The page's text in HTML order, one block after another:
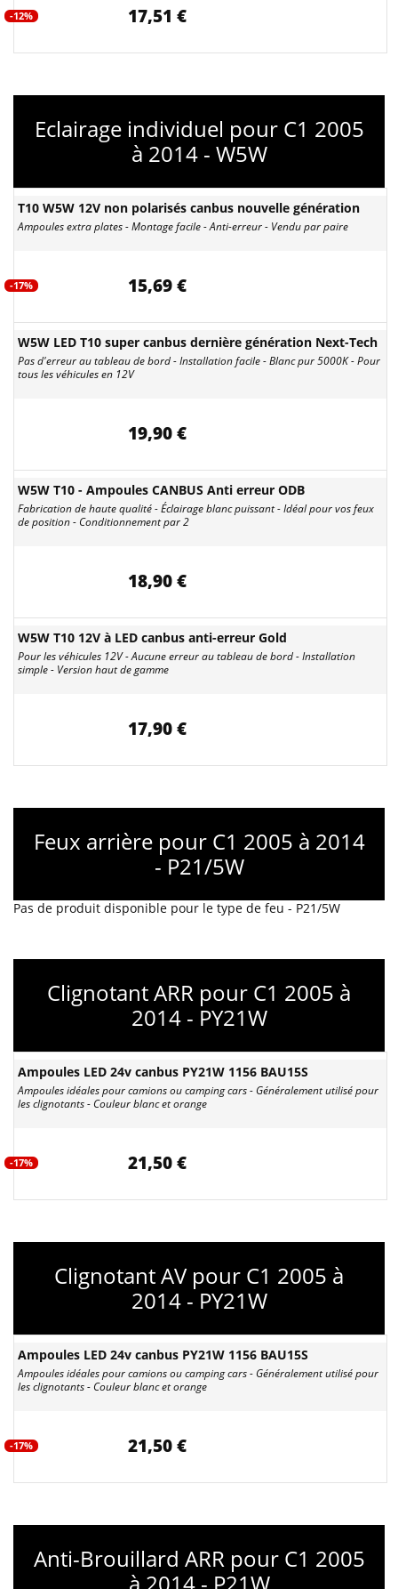
-12% 17,51 €
Eclairage individuel pour C1 2005
à 2014 - W5W
T10 W5W 12V non polarisés canbus nouvelle génération
Ampoules extra plates - Montage facile - Anti-erreur - Vendu par paire
-17% 15,69 €
W5W LED T10 super canbus dernière génération Next-Tech
Pas d'erreur au tableau de bord - Installation facile - Blanc pur 5000K - Pour
tous les véhicules en 12V
19,90 €
W5W T10 - Ampoules CANBUS Anti erreur ODB
Fabrication de haute qualité - Éclairage blanc puissant - Idéal pour vos feux
de position - Conditionnement par 2
18,90 €
W5W T10 12V à LED canbus anti-erreur Gold
Pour les véhicules 12V - Aucune erreur au tableau de bord - Installation
simple - Version haut de gamme
17,90 €
Feux arrière pour C1 2005 à 2014
- P21/5W
Pas de produit disponible pour le type de feu - P21/5W
Clignotant ARR pour C1 2005 à
2014 - PY21W
Ampoules LED 24v canbus PY21W 1156 BAU15S
Ampoules idéales pour camions ou camping cars - Généralement utilisé pour
les clignotants - Couleur blanc et orange
-17% 21,50 €
Clignotant AV pour C1 2005 à
2014 - PY21W
Ampoules LED 24v canbus PY21W 1156 BAU15S
Ampoules idéales pour camions ou camping cars - Généralement utilisé pour
les clignotants - Couleur blanc et orange
-17% 21,50 €
Anti-Brouillard ARR pour C1 2005